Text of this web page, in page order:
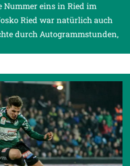
Nummer eins in Ried im
Ried war natürlich auch
durch Autogrammstunden,